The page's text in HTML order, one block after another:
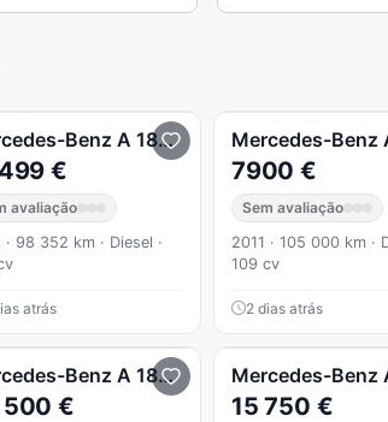
Benz A 180 CDI (BlueEFFICIENCY)
€
avaliação
· 98 352 km · Diesel ·
atrás
Mercedes-Benz
7900 €
Sem avaliação
2011 · 105 000 km ·
109 cv
2 dias atrás
Impecável
Benz A 180 d AMG Line Aut.
€
Mercedes-Benz
15 750 €